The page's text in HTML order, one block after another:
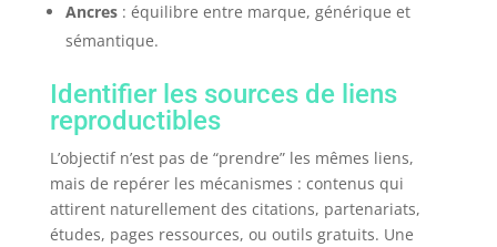
Ancres: équilibre entre marque, générique et
sémantique.
Identifier les sources de liens
reproductibles
L’objectif n’est pas de “prendre” les mêmes liens,
mais de repérer les mécanismes : contenus qui
attirent naturellement des citations, partenariats,
études, pages ressources, ou outils gratuits. Une